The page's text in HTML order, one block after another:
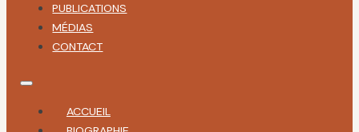
PUBLICATIONS
MÉDIAS
CONTACT
ACCUEIL